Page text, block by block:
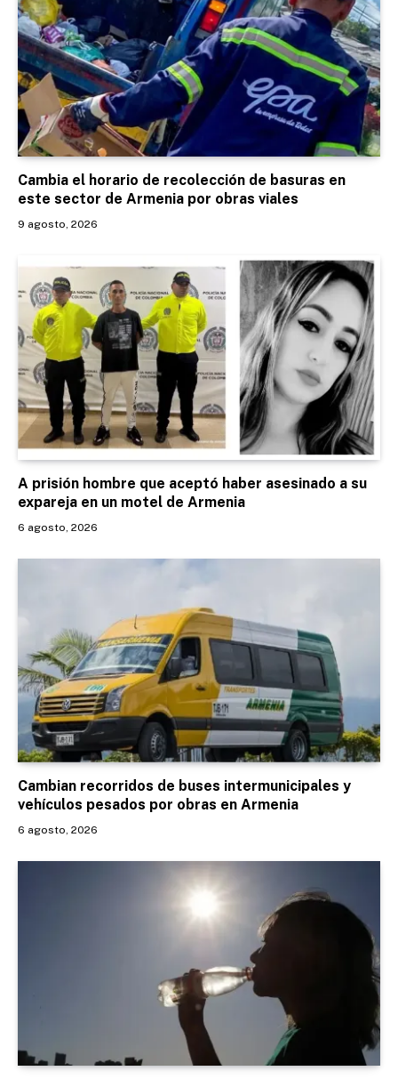
Cambia el horario de recolección de basuras en
este sector de Armenia por obras viales
9 agosto, 2026
A prisión hombre que aceptó haber asesinado a su
expareja en un motel de Armenia
6 agosto, 2026
Cambian recorridos de buses intermunicipales y
vehículos pesados por obras en Armenia
6 agosto, 2026